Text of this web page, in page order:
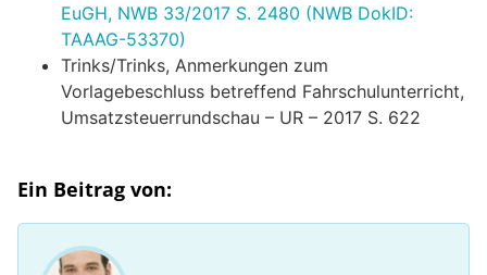
EuGH, NWB 33/2017 S. 2480 (NWB DokID:
TAAAG-53370)
Trinks/Trinks, Anmerkungen zum
Vorlagebeschluss betreffend Fahrschulunterricht,
Umsatzsteuerrundschau – UR – 2017 S. 622
Ein Beitrag von: